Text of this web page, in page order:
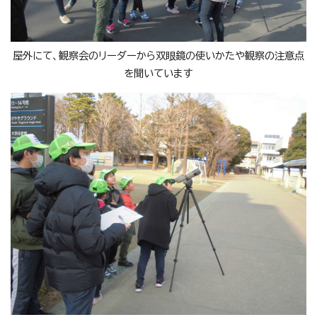
屋外にて、観察会のリーダーから双眼鏡の使いかたや観察の注意点
を聞いています